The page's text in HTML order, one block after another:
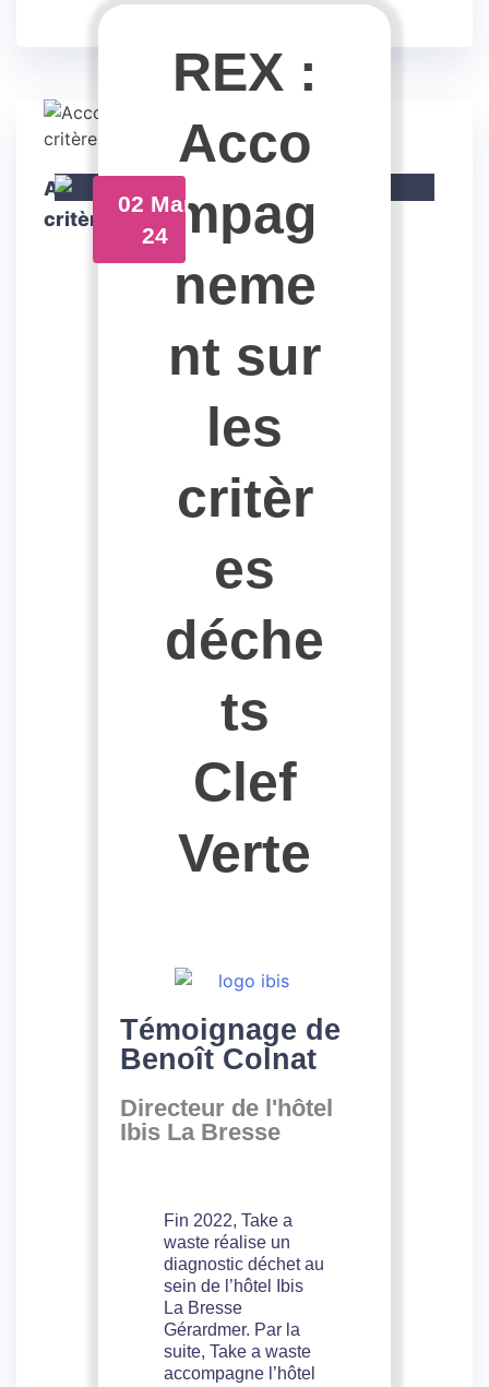
02 Mar
24
Accompagnement d’un hôtel Ibis sur les
critères déchets Clef Verte
REX :
Acco
mpag
neme
nt sur
les
critèr
es
déche
ts
Clef
Verte
Témoignage de
Benoît Colnat
Directeur de l'hôtel
Ibis La Bresse
Fin 2022, Take a
waste réalise un
diagnostic déchet au
sein de l’hôtel Ibis
La Bresse
Gérardmer. Par la
suite, Take a waste
accompagne l’hôtel